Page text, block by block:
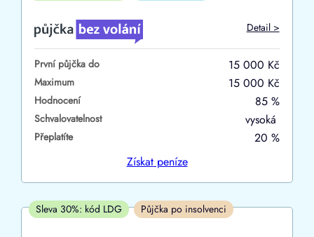
V exekuci
ano
ne
Po insolvenci
ano
ne
V hotovosti
ano
Detail >
První půjčka do 15 000 Kč
Maximum 15 000 Kč
Hodnocení 85 %
Schvalovatelnost vysoká
Přeplatíte
20 %
Získatpeníze
Sleva 30%: kód LDG Půjčka po insolvenci